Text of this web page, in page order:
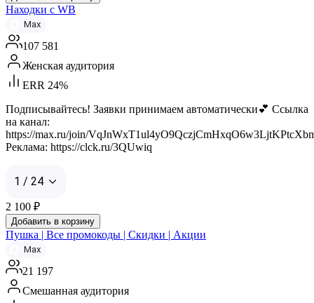
Находки с WB
Max
107 581
Женская аудитория
ERR 24%
Подписывайтесь! Заявки принимаем автоматически💕 Ссылка
на канал:
https://max.ru/join/
Реклама: https://clck.ru/3QUwiq
1 / 24
2 100 ₽
Добавить в корзину
Пушка | Все промокоды | Скидки | Акции
Max
21 197
Смешанная аудитория